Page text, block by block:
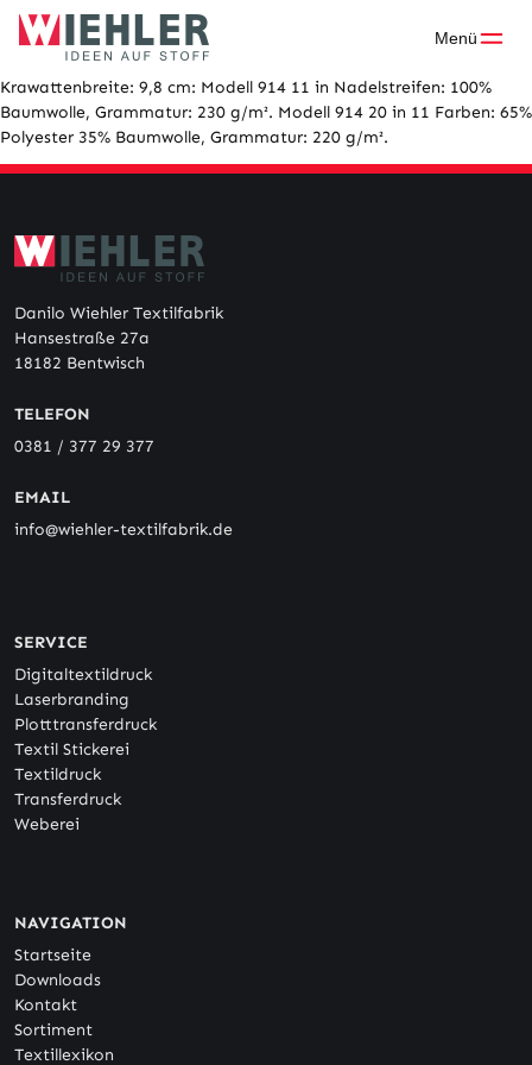
Skip
Menü
Krawattenbreite: 9,8 cm: Modell 914 11 in Nadelstreifen: 100%
Baumwolle, Grammatur: 230 g/m². Modell 914 20 in 11 Farben: 65%
Polyester 35% Baumwolle, Grammatur: 220 g/m².
Danilo Wiehler Textilfabrik
Hansestraße 27a
18182 Bentwisch
TELEFON
0381 / 377 29 377
EMAIL
info@wiehler-textilfabrik.de
SERVICE
Digitaltextildruck
Laserbranding
Plotttransferdruck
Textil Stickerei
Textildruck
Transferdruck
Weberei
NAVIGATION
Startseite
Downloads
Kontakt
Sortiment
Textillexikon